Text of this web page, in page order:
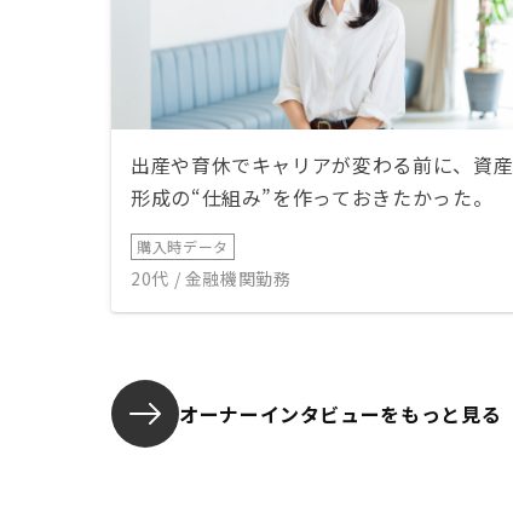
出産や育休でキャリアが変わる前に、資産
形成の“仕組み”を作っておきたかった。
購入時データ
20代 / 金融機関勤務
オーナーインタビューをもっと見る